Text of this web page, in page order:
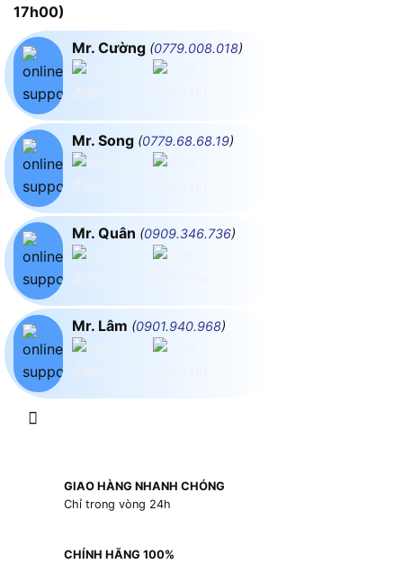
17h00)
Mr. Cường (0779.008.018)
Mr. Song (0779.68.68.19)
Mr. Quân (0909.346.736)
Mr. Lâm (0901.940.968)
GIAO HÀNG NHANH CHÓNG
Chỉ trong vòng 24h
CHÍNH HÃNG 100%